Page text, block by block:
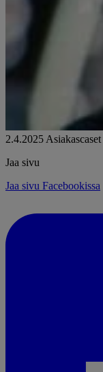
2.4.2025 Asiakascaset
Jaa sivu
Jaa sivu Facebookissa